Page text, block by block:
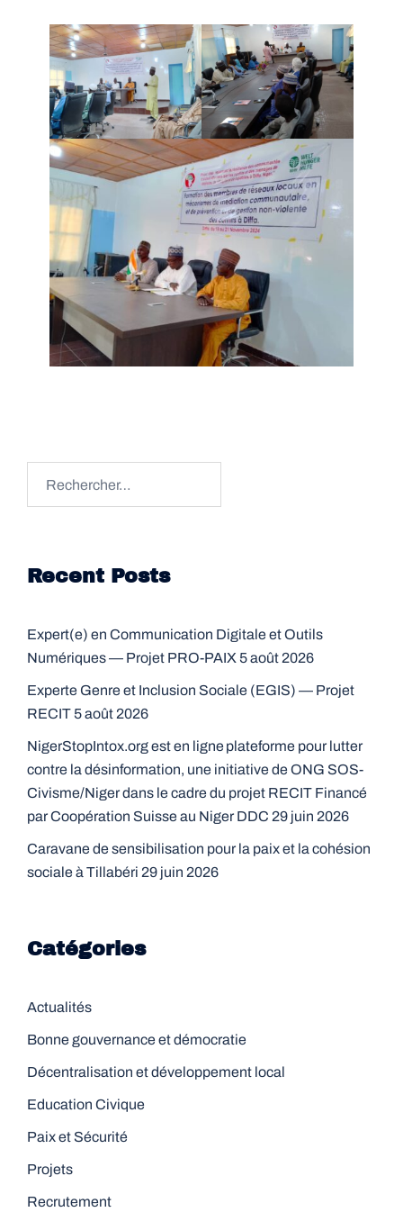
Recent Posts
Expert(e) en Communication Digitale et Outils
Numériques — Projet PRO-PAIX 5 août 2026
Experte Genre et Inclusion Sociale (EGIS) — Projet
RECIT 5 août 2026
NigerStopIntox.org est en ligne plateforme pour lutter
contre la désinformation, une initiative de ONG SOS-
Civisme/Niger dans le cadre du projet RECIT Financé
par Coopération Suisse au Niger DDC 29 juin 2026
Caravane de sensibilisation pour la paix et la cohésion
sociale à Tillabéri 29 juin 2026
Catégories
Actualités
Bonne gouvernance et démocratie
Décentralisation et développement local
Education Civique
Paix et Sécurité
Projets
Recrutement